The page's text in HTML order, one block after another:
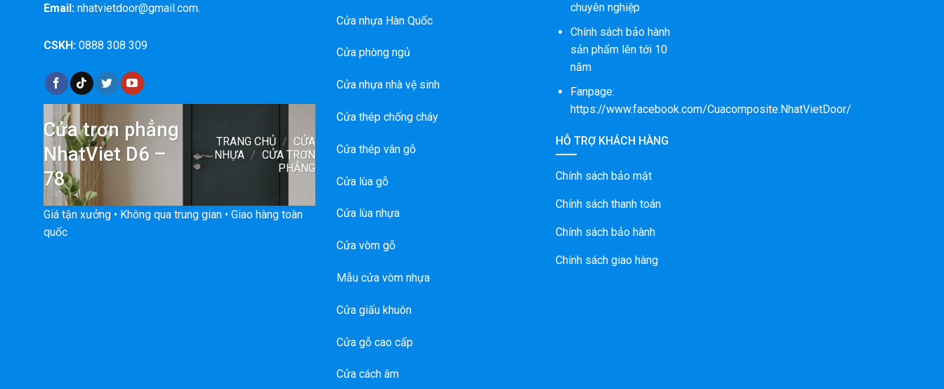
Email: nhatvietdoor@gmail.com.
CSKH: 0888 308 309
Cửa trơn phẳng
NhatViet D6 –
78
TRANG CHỦ / CỬA
NHỰA / CỬA TRƠN
PHẲNG
Giá tận xưởng • Không qua trung gian • Giao hàng toàn
quốc
Cửa nhựa Hàn Quốc
Cửa phòng ngủ
Cửa nhựa nhà vệ sinh
Cửa thép chống cháy
Cửa thép vân gỗ
Cửa lùa gỗ
Cửa lùa nhựa
Cửa vòm gỗ
Mẫu cửa vòm nhựa
Cửa giấu khuôn
Cửa gỗ cao cấp
Cửa cách âm
chuyên nghiệp
Chính sách bảo hành
sản phẩm lên tới 10
năm
Fanpage:
https://www.facebook.com/Cuacomposite.NhatVietDoor/
HỖ TRỢ KHÁCH HÀNG
Chính sách bảo mật
Chính sách thanh toán
Chính sách bảo hành
Chính sách giao hàng